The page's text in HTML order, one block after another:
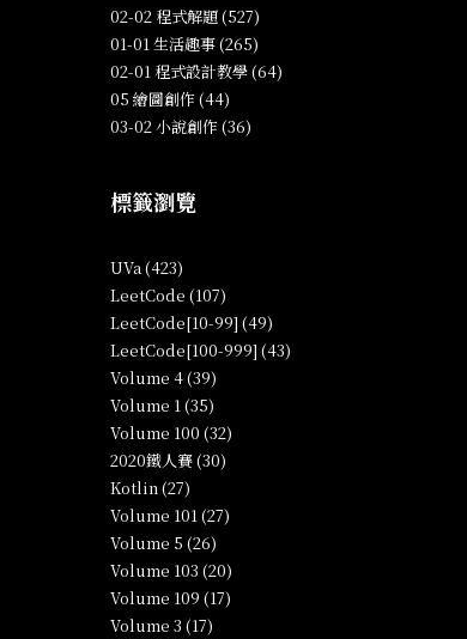
02-02 程式解題 (527)
01-01 生活趣事 (265)
02-01 程式設計教學 (64)
05 繪圖創作 (44)
03-02 小說創作 (36)
標籤瀏覽
UVa (423)
LeetCode (107)
LeetCode[10-99] (49)
LeetCode[100-999] (43)
Volume 4 (39)
Volume 1 (35)
Volume 100 (32)
2020鐵人賽 (30)
Kotlin (27)
Volume 101 (27)
Volume 5 (26)
Volume 103 (20)
Volume 109 (17)
Volume 3 (17)